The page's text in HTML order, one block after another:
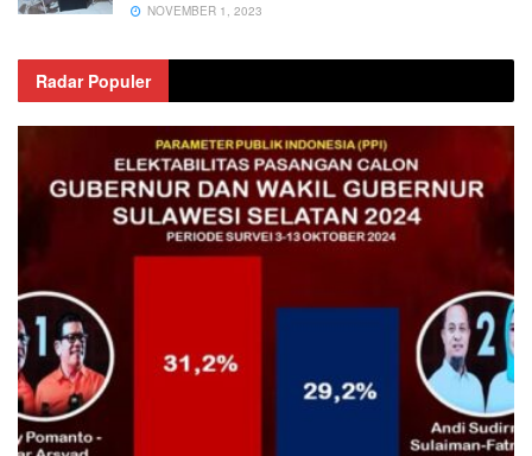
NOVEMBER 1, 2023
Radar Populer